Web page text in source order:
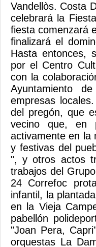
Vandellòs. Costa
celebrará la
fiesta comenzará
finalizará el
Hasta entonces,
por el Centro
con la
Ayuntamiento
empresas
del pregón, que
vecino que, en
activamente en la
y festivas del
", y otros actos
trabajos del
24 Correfoc
infantil, la
en la Vieja
pabellón
"Joan Pera,
orquestas La